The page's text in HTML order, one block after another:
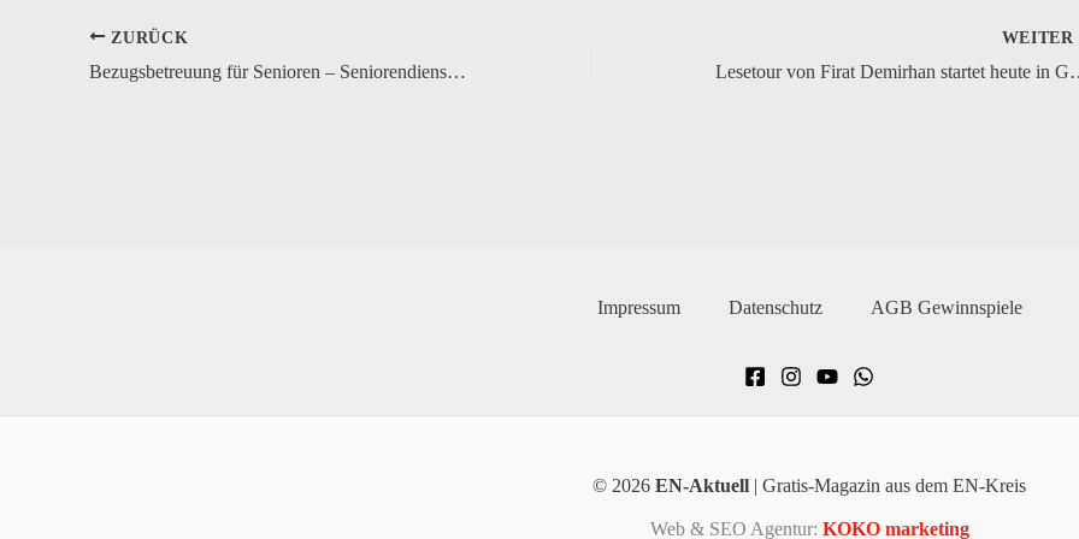
ZURÜCK
Bezugsbetreuung für Senioren – Seniorendienst Benning
WEITER
Lesetour von
Impressum Datenschutz AGB Gewinnspiele
© 2026 EN-Aktuell | Gratis-Magazin aus dem EN-Kreis
Web & SEO Agentur: KOKO marketing